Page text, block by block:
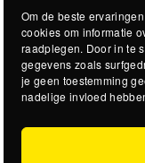
Om de beste
cookies om informatie
raadplegen. Door in te
gegevens zoals
je geen toestemming
nadelige invloed